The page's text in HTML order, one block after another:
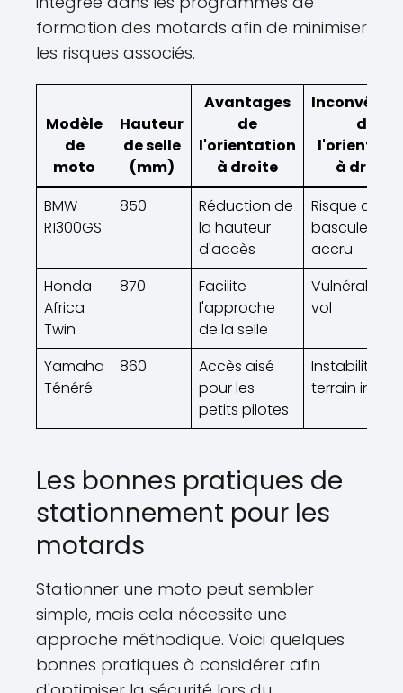
formation des motards afin de minimiser
les risques associés.
Modèle
de
moto
Hauteur
de selle
(mm)
Avantages
de
l'orientation
à droite
de
à droite
BMW
R1300GS
850
Réduction de
la hauteur
d'accès
Risque de
accru
Honda
Africa
Twin
870
Facilite
l'approche
de la selle
Vulnérabilité
vol
Yamaha
Ténéré
860
Accès aisé
pour les
petits pilotes
Instabilité sur
terrain incliné
Les bonnes pratiques de
stationnement pour les
motards
Stationner une moto peut sembler
simple, mais cela nécessite une
approche méthodique. Voici quelques
bonnes pratiques à considérer afin